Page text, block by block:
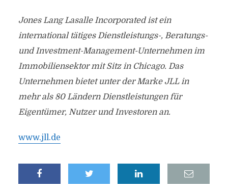
Jones Lang Lasalle Incorporated ist ein
international tätiges Dienstleistungs-, Beratungs-
und Investment-Management-Unternehmen im
Immobiliensektor mit Sitz in Chicago. Das
Unternehmen bietet unter der Marke JLL in
mehr als 80 Ländern Dienstleistungen für
Eigentümer, Nutzer und Investoren an.
www.jll.de